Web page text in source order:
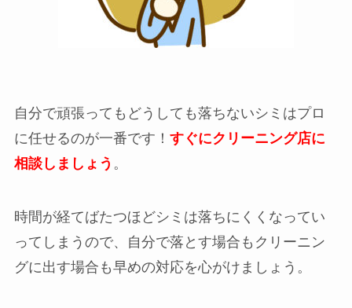
自分で頑張ってもどうしても落ちないシミはプロ
に任せるのが一番です！ すぐにクリーニング店に
相談しましょう 。
時間が経てばたつほどシミは落ちにくくなってい
ってしまうので、自分で落とす場合もクリーニン
グに出す場合も早めの対応を心がけましょう。